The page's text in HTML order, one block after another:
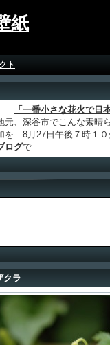
紙
ト
「一番小さな花火で日
元、深谷市でこんな素晴
を 8月27日午後７時１０
ログで
クラ